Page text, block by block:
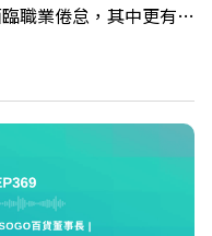
職業倦怠，其中更有三
管的期待、同儕的競爭
場的我們該如何停止無
安頓內心的力量？ 本
場冰山》作者、薩提
教你如何看穿職場底層
中，修煉安頓心法！
主管來決定？ 🔺你或